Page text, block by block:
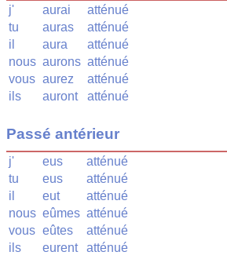
j' aurai
atténué
tu
auras
atténué
il
aura
atténué
nous aurons atténué
vous aurez
atténué
ils
auront atténué
Passé antérieur
j' eus
atténué
tu
eus
atténué
il
eut
atténué
nous eûmes atténué
vous eûtes
atténué
ils
eurent atténué